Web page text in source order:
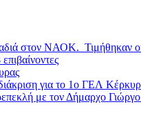
στον ΝΑΟΚ. Τιμήθηκαν
για το 1ο ΓΕΛ
με τον Δήμαρχο